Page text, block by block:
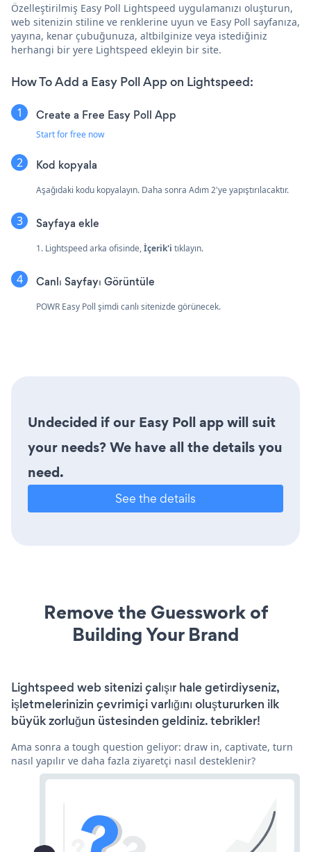
Özelleştirilmiş Easy Poll Lightspeed uygulamanızı oluşturun,
web sitenizin stiline ve renklerine uyun ve Easy Poll sayfanıza,
yayına, kenar çubuğunuza, altbilginize veya istediğiniz
herhangi bir yere Lightspeed ekleyin bir site.
How To Add a Easy Poll App on Lightspeed:
Create a Free Easy Poll App
Start for free now
Kod kopyala
Aşağıdaki kodu kopyalayın. Daha sonra Adım 2'ye yapıştırılacaktır.
Sayfaya ekle
1. Lightspeed arka ofisinde,İçerik'i tıklayın.
Canlı Sayfayı Görüntüle
POWR Easy Poll şimdi canlı sitenizde görünecek.
Undecided if our Easy Poll app will suit
your needs? We have all the details you
need.
See the details
Remove the Guesswork of
Building Your Brand
Lightspeed web sitenizi çalışır hale getirdiyseniz,
işletmelerinizin çevrimiçi varlığını oluştururken ilk
büyük zorluğun üstesinden geldiniz. tebrikler!
Ama sonra a tough question geliyor: draw in, captivate, turn
nasıl yapılır ve daha fazla ziyaretçi nasıl desteklenir?